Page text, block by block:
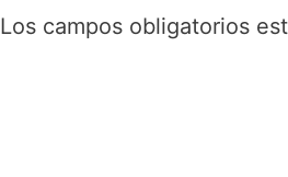
Los campos obligatorios